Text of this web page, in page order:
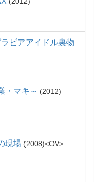
ビアアイドル裏物
・マキ～
2012
現場 2008 OV